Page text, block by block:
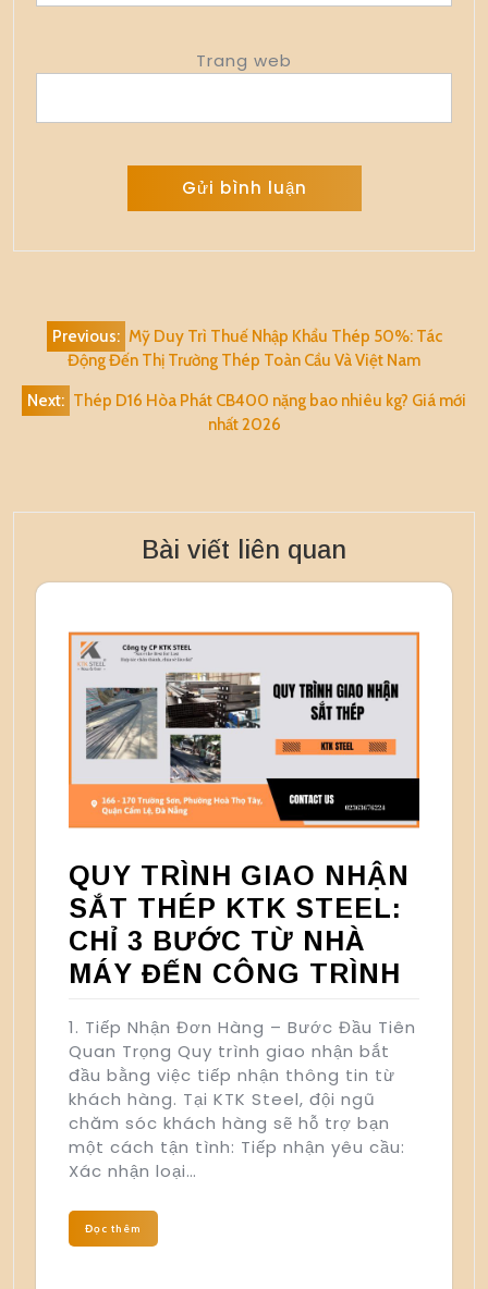
Trang web
Điều
hướng
bài
viết
Previous: Mỹ Duy Trì Thuế Nhập Khẩu Thép 50%: Tác
Động Đến Thị Trường Thép Toàn Cầu Và Việt Nam
Next: Thép D16 Hòa Phát CB400 nặng bao nhiêu kg? Giá mới
nhất 2026
Bài viết liên quan
QUY TRÌNH GIAO NHẬN
SẮT THÉP KTK STEEL:
CHỈ 3 BƯỚC TỪ NHÀ
MÁY ĐẾN CÔNG TRÌNH
1. Tiếp Nhận Đơn Hàng – Bước Đầu Tiên
Quan Trọng Quy trình giao nhận bắt
đầu bằng việc tiếp nhận thông tin từ
khách hàng. Tại KTK Steel, đội ngũ
chăm sóc khách hàng sẽ hỗ trợ bạn
một cách tận tình: Tiếp nhận yêu cầu:
Xác nhận loại…
Đọc thêm